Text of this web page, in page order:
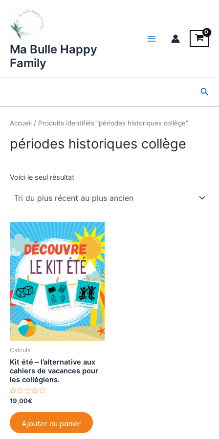
contenu
Ma Bulle Happy
Family
Accueil / Produits identifiés “périodes historiques collège”
périodes historiques collège
Voici le seul résultat
Calculs
Kit été – l’alternative aux
cahiers de vacances pour
les collégiens.
N
o
e
0
s
19,00€
Ajouter au panier